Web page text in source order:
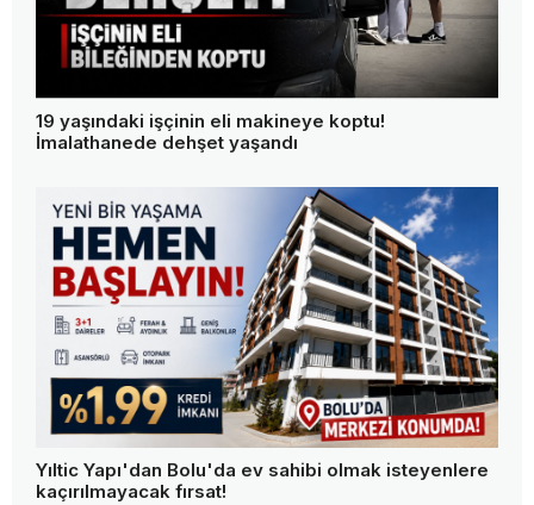
19 yaşındaki işçinin eli makineye koptu!
İmalathanede dehşet yaşandı
Yıltic Yapı'dan Bolu'da ev sahibi olmak isteyenlere
kaçırılmayacak fırsat!